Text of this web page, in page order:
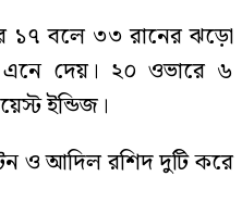
১৭ বলে ৩৩ রানের ঝড়ো
দেয়। ২০ ওভারে ৬
ইন্ডিজ।
ও আদিল রশিদ দুটি করে